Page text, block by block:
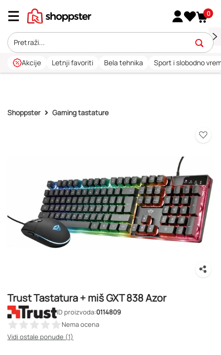
0
Akcije Letnji favoriti Bela tehnika Sport i slobodno
Shoppster Gaming tastature
Trust Tastatura + miš GXT 838 Azor
ID proizvoda:0114809
Nema ocena
Vidi ostale ponude (1)